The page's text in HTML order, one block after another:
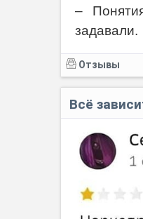
–
задавали.
Отзывы
Всё